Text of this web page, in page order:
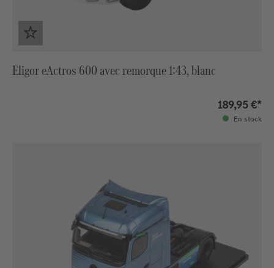
Eligor eActros 600 avec remorque 1:43, blanc
189,95 €*
En stock